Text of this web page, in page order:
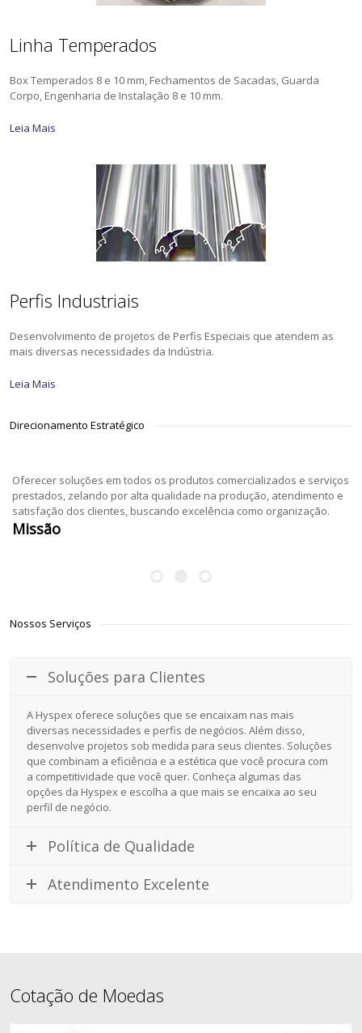
Linha Temperados
Box Temperados 8 e 10 mm, Fechamentos de Sacadas, Guarda
Corpo, Engenharia de Instalação 8 e 10 mm.
Leia Mais
Perfis Industriais
Desenvolvimento de projetos de Perfis Especiais que atendem as
mais diversas necessidades da Indústria.
Leia Mais
Direcionamento Estratégico
Oferecer soluções em todos os produtos comercializados e serviços
prestados, zelando por alta qualidade na produção, atendimento e
satisfação dos clientes, buscando excelência como organização.
Missão
Nossos Serviços
Soluções para Clientes
A Hyspex oferece soluções que se encaixam nas mais
diversas necessidades e perfis de negócios. Além disso,
desenvolve projetos sob medida para seus clientes. Soluções
que combinam a eficiência e a estética que você procura com
a competitividade que você quer. Conheça algumas das
opções da Hyspex e escolha a que mais se encaixa ao seu
perfil de negócio.
Política de Qualidade
Atendimento Excelente
Cotação de Moedas